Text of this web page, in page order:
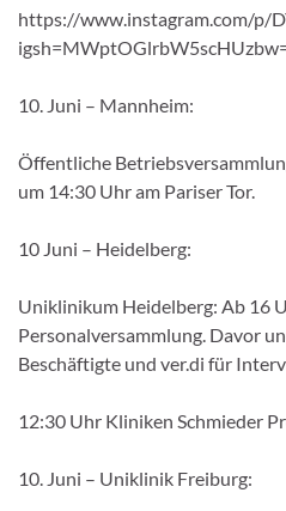
https://www.instagram.com/p/
10. Juni – Mannheim:
Öffentliche
um 14:30 Uhr am Pariser Tor.
10 Juni – Heidelberg:
Uniklinikum Heidelberg: Ab 16
Personalversammlung. Davor
Beschäftigte und ver.di für
12:30 Uhr Kliniken Schmieder
10. Juni – Uniklinik Freiburg: